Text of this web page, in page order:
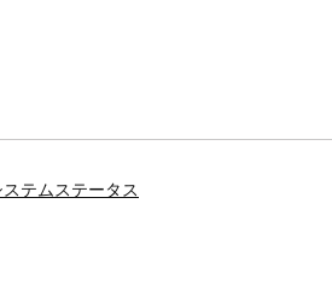
ステムステータス